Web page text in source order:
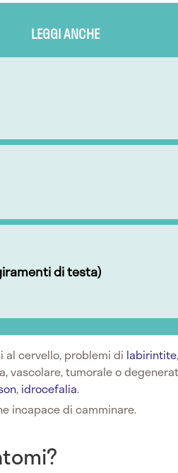
LEGGI ANCHE
di testa)
al cervello, problemi di labirintite
vascolare, tumorale o
, idrocefalia.
incapace di camminare.